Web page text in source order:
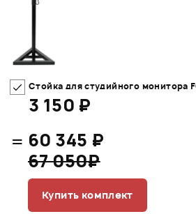
Стойка для студийного монитора
3 150 ₽
= 60 345 ₽
67 050₽
Купить комплект